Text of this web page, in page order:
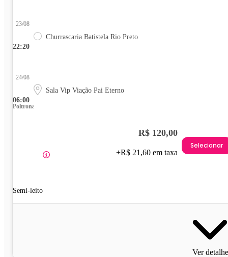
22:20
23/08
Churrascaria Batistela Rio Preto
06:00
24/08
Sala Vip Viação Pai Eterno
Poltrona
Semi-leito
R$ 120,00
+R$ 21,60 em taxa
Selecionar
Ver